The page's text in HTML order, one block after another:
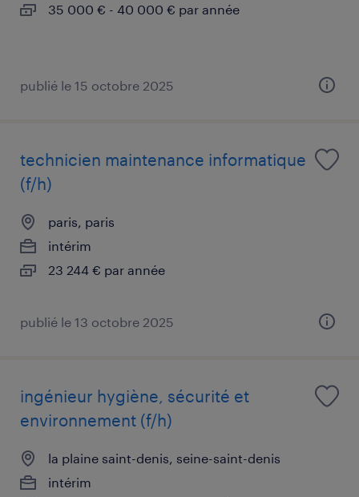
35 000 € - 40 000 € par année
publié le 15 octobre 2025
technicien maintenance informatique
(f/h)
paris, paris
intérim
23 244 € par année
publié le 13 octobre 2025
ingénieur hygiène, sécurité et
environnement (f/h)
la plaine saint-denis, seine-saint-denis
intérim